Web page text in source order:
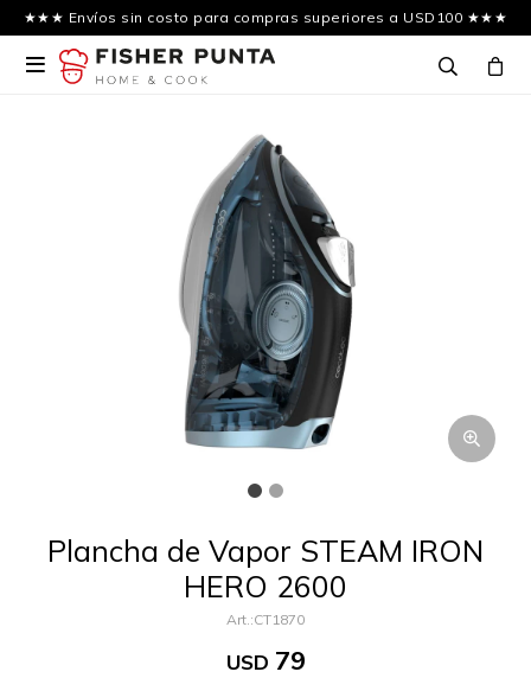
★★★ Envíos sin costo para compras superiores a USD100 ★★★

Plancha de Vapor STEAM IRON
HERO 2600
CT1870
USD 79